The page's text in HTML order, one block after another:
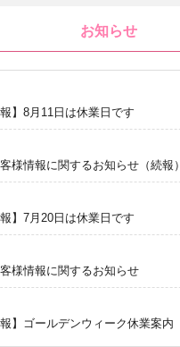
お知らせ
報】8月11日は休業日です
客様情報に関するお知らせ（続報）
報】7月20日は休業日です
客様情報に関するお知らせ
報】ゴールデンウィーク休業案内